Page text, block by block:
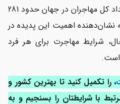
)، تعداد کل مهاجران در جهان حدود 281
نشان‌دهنده اهمیت این پدیده در
شرایط مهاجرت برای هر فرد
است.
، را تکمیل کنید تا بهترین کشور و
با شرایطتان را بسنجیم و به